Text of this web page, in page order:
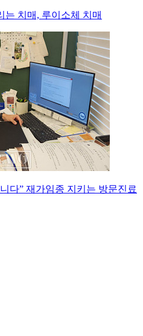
는 치매, 루이소체 치매
다” 재가임종 지키는 방문진료